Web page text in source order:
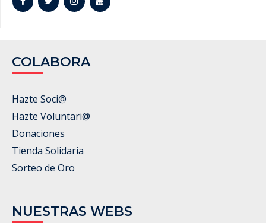
COLABORA
Hazte Soci@
Hazte Voluntari@
Donaciones
Tienda Solidaria
Sorteo de Oro
NUESTRAS WEBS